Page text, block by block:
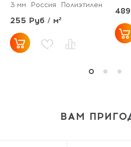
3 мм
Россия Полиэтилен
255 Руб / м²
ВАМ